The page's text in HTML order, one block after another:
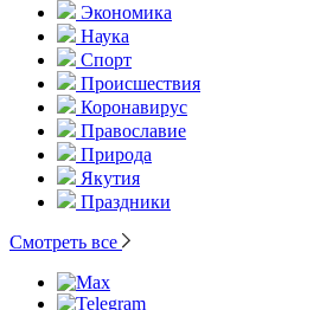
Экономика
Наука
Спорт
Происшествия
Коронавирус
Православие
Природа
Якутия
Праздники
Смотреть все